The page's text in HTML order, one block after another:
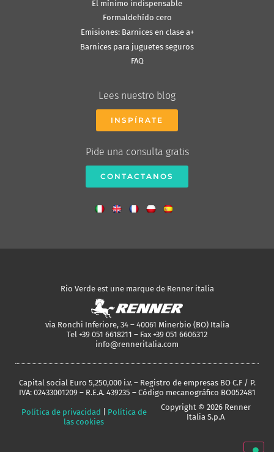
El mínimo indispensable
Formaldehído cero
Emisiones: Barnices en clase a+
Barnices para juguetes seguros
FAQ
Lees nuestro blog
INSPÍRATE
Pide una consulta gratis
CONTACTANOS
Rio Verde est une marque de Renner italia
via Ronchi Inferiore, 34 – 40061 Minerbio (BO) Italia
Tel +39 051 6618211 – Fax +39 051 6606312
info@renneritalia.com
Capital social Euro 5,250,000 i.v. – Registro de empresas BO C.F / P.
IVA: 02433001209 – R.E.A. 439235 – Código mecanográfico BO052481
Política de privacidad
Política de
las cookies
Copyright © 2026 Renner
Italia S.p.A